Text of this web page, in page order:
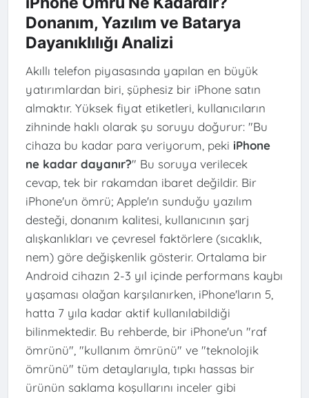
Donanım, Yazılım ve Batarya
Dayanıklılığı Analizi
Akıllı telefon piyasasında yapılan en büyük
yatırımlardan biri, şüphesiz bir iPhone satın
almaktır. Yüksek fiyat etiketleri, kullanıcıların
zihninde haklı olarak şu soruyu doğurur: "Bu
cihaza bu kadar para veriyorum, peki iPhone
ne kadar dayanır?" Bu soruya verilecek
cevap, tek bir rakamdan ibaret değildir. Bir
iPhone'un ömrü; Apple'ın sunduğu yazılım
desteği, donanım kalitesi, kullanıcının şarj
alışkanlıkları ve çevresel faktörlere (sıcaklık,
nem) göre değişkenlik gösterir. Ortalama bir
Android cihazın 2-3 yıl içinde performans kaybı
yaşaması olağan karşılanırken, iPhone'ların 5,
hatta 7 yıla kadar aktif kullanılabildiği
bilinmektedir. Bu rehberde, bir iPhone'un "raf
ömrünü", "kullanım ömrünü" ve "teknolojik
ömrünü" tüm detaylarıyla, tıpkı hassas bir
ürünün saklama koşullarını inceler gibi